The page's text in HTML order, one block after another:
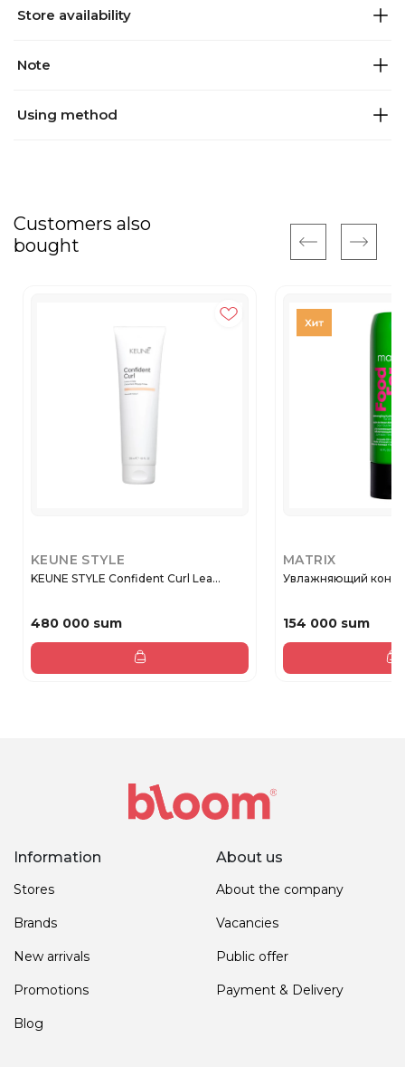
Store availability
Note
Using method
Customers also
bought
KEUNE STYLE
KEUNE STYLE Confident Curl Lea...
480 000 sum
MATRIX
Увлажняющий
154 000 sum
Information
Stores
Brands
New arrivals
Promotions
Blog
About us
About the company
Vacancies
Public offer
Payment & Delivery